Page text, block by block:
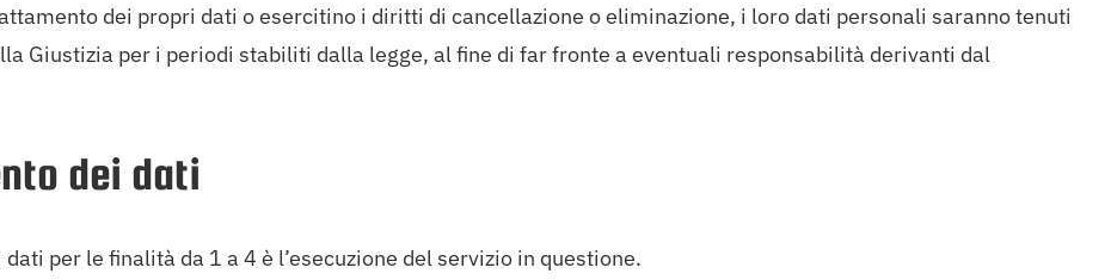
dei propri dati o esercitino i diritti di cancellazione o eliminazione, i loro dati personali saranno tenuti
Giustizia per i periodi stabiliti dalla legge, al fine di far fronte a eventuali responsabilità derivanti dal
dei dati
per le finalità da 1 a 4 è l’esecuzione del servizio in questione.